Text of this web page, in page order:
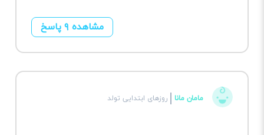
مشاهده ۹ پاسخ
مامان مانا روزهای ابتدایی تولد